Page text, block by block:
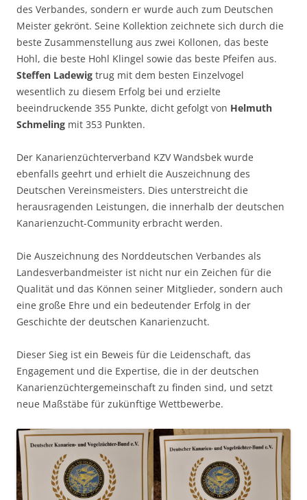
des Verbandes, sondern er wurde auch zum Deutschen
Meister gekrönt. Seine Kollektion zeichnete sich durch die
beste Zusammenstellung aus zwei Kollonen, das beste
Hohl, die beste Hohl Klingel sowie das beste Pfeifen aus.
Steffen Ladewig trug mit dem besten Einzelvogel
wesentlich zu diesem Erfolg bei und erzielte
beeindruckende 355 Punkte, dicht gefolgt von Helmuth
Schmeling mit 353 Punkten.
Der Kanarienzüchterverband KZV Wandsbek wurde
ebenfalls geehrt und erhielt die Auszeichnung des
Deutschen Vereinsmeisters. Dies unterstreicht die
herausragenden Leistungen, die innerhalb der deutschen
Kanarienzucht-Community erbracht werden.
Die Auszeichnung des Norddeutschen Verbandes als
Landesverbandmeister ist nicht nur ein Zeichen für die
Qualität und das Können seiner Mitglieder, sondern auch
eine große Ehre und ein bedeutender Erfolg in der
Geschichte der deutschen Kanarienzucht.
Dieser Sieg ist ein Beweis für die Leidenschaft, das
Engagement und die Expertise, die in der deutschen
Kanarienzüchtergemeinschaft zu finden sind, und setzt
neue Maßstäbe für zukünftige Wettbewerbe.